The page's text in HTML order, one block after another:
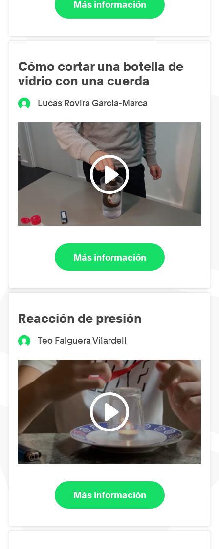
Más información
Cómo cortar una botella de
vidrio con una cuerda
Lucas Rovira García-Marca
Más información
Reacción de presión
Teo Falguera Vilardell
Más información